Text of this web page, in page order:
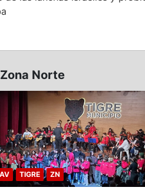
Zona Norte
AV TIGRE ZN